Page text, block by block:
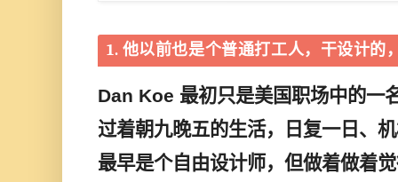
1. 他以前也是个普通打工人，干设计的
Dan Koe 最初只是美国职场中的一
过着朝九晚五的生活，日复一日、
最早是个自由设计师，但做着做着